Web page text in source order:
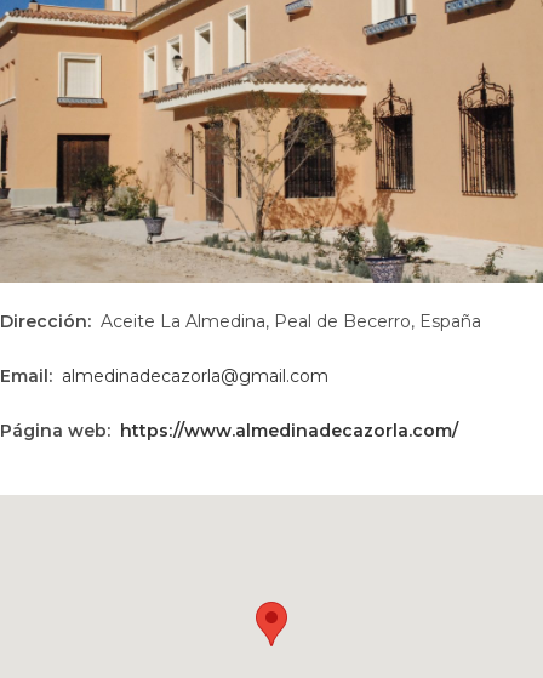
Dirección: Aceite La Almedina, Peal de Becerro, España
Email: almedinadecazorla@gmail.com
Página web: https://www.almedinadecazorla.com/